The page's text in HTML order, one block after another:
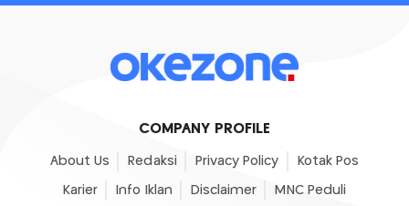
COMPANY PROFILE
About Us Redaksi Privacy Policy Kotak Pos
Karier Info Iklan Disclaimer MNC Peduli